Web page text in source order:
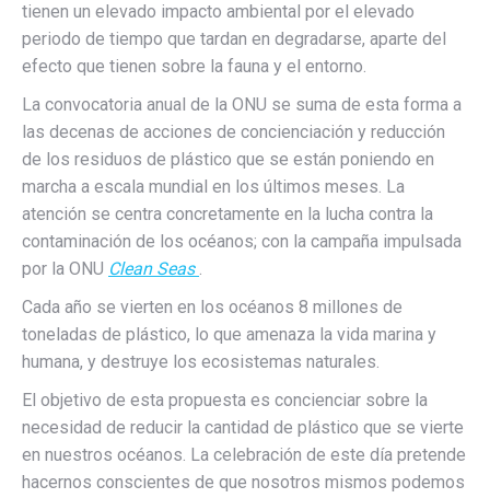
tienen un elevado impacto ambiental por el elevado
periodo de tiempo que tardan en degradarse, aparte del
efecto que tienen sobre la fauna y el entorno.
La convocatoria anual de la ONU se suma de esta forma a
las decenas de acciones de concienciación y reducción
de los residuos de plástico que se están poniendo en
marcha a escala mundial en los últimos meses. La
atención se centra concretamente en la lucha contra la
contaminación de los océanos; con la campaña impulsada
por la ONU Clean Seas .
Cada año se vierten en los océanos 8 millones de
toneladas de plástico, lo que amenaza la vida marina y
humana, y destruye los ecosistemas naturales.
El objetivo de esta propuesta es concienciar sobre la
necesidad de reducir la cantidad de plástico que se vierte
en nuestros océanos. La celebración de este día pretende
hacernos conscientes de que nosotros mismos podemos